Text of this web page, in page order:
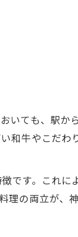
いても、駅か
和牛やこだわ
です。これに
理の両立が、